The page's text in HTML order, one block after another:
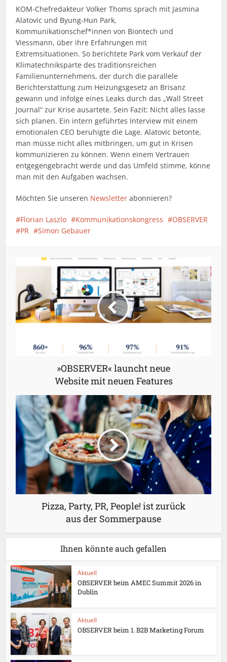
KOM-Chefredakteur Volker Thoms sprach mit Jasmina
Alatovic und Byung-Hun Park,
Kommunikationschef*innen von Biontech und
Viessmann, über ihre Erfahrungen mit
Extremsituationen. So berichtete Park vom Verkauf der
Klimatechniksparte des traditionsreichen
Familienunternehmens, der durch die parallele
Berichterstattung zum Heizungsgesetz an Brisanz
gewann und infolge eines Leaks durch das „Wall Street
Journal“ zur Krise ausartete. Sein Fazit: Nicht alles lasse
sich planen. Ein intern geführtes Interview mit einem
emotionalen CEO beruhigte die Lage. Alatovic betonte,
man müsse nicht alles mitbringen, um gut in Krisen
kommunizieren zu können. Wenn einem Vertrauen
entgegengebracht werde und das Umfeld stimme, könne
man mit den Aufgaben wachsen.
Möchten Sie unseren Newsletter abonnieren?
Florian Laszlo Kommunikationskongress
OBSERVER
PR
Simon Gebauer
»OBSERVER« launcht neue
Website mit neuen Features
Pizza, Party, PR, People! ist zurück
aus der Sommerpause
Ihnen könnte auch gefallen
Aktuell
OBSERVER beim AMEC Summit 2026 in
Dublin
Aktuell
OBSERVER beim 1. B2B Marketing Forum